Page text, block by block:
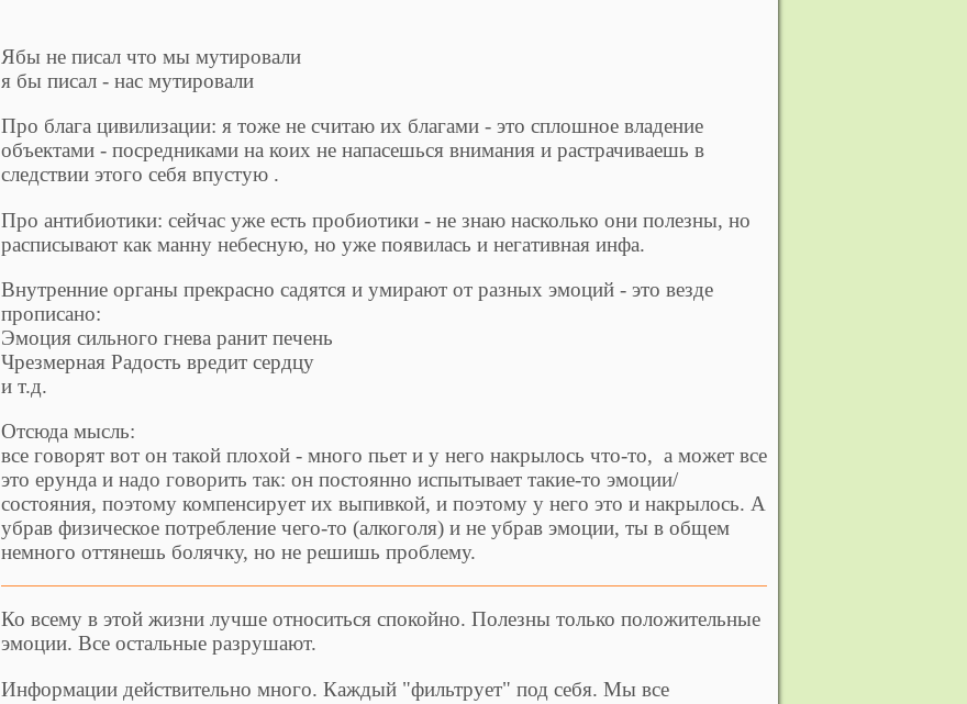
Ябы не писал что мы мутировали
я бы писал - нас мутировали
Про блага цивилизации: я тоже не считаю их благами - это сплошное владение
объектами - посредниками на коих не напасешься внимания и растрачиваешь в
следствии этого себя впустую .
Про антибиотики: сейчас уже есть пробиотики - не знаю насколько они полезны, но
расписывают как манну небесную, но уже появилась и негативная инфа.
Внутренние органы прекрасно садятся и умирают от разных эмоций - это везде
прописано:
Эмоция сильного гнева ранит печень
Чрезмерная Радость вредит сердцу
и т.д.
Отсюда мысль:
все говорят вот он такой плохой - много пьет и у него накрылось что-то, а может все
это ерунда и надо говорить так: он постоянно испытывает такие-то эмоции/
состояния, поэтому компенсирует их выпивкой, и поэтому у него это и накрылось. А
убрав физическое потребление чего-то (алкоголя) и не убрав эмоции, ты в общем
немного оттянешь болячку, но не решишь проблему.
Ко всему в этой жизни лучше относиться спокойно. Полезны только положительные
эмоции. Все остальные разрушают.
Информации действительно много. Каждый "фильтрует" под себя. Мы все